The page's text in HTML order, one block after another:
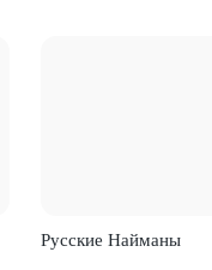
Русские Найманы